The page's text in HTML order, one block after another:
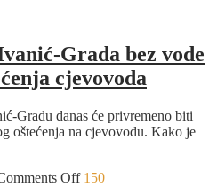
Domobranska
ulica
u
Selu
danas
bez
Grada bez vode
cjevovoda
Gradu danas će privremeno biti
oštećenja na cjevovodu. Kako je
Offon
150